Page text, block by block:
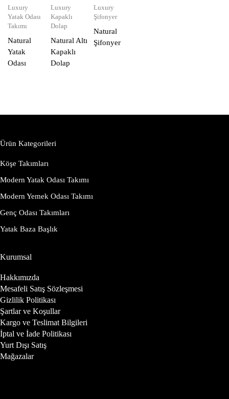
Luxury
Yatak Odası
Takımı
Natural
Yatak
Odası
Luxury
Kapaklı
Dolap
Natural Altı
Kapaklı
Dolap
Luxury
Şifonyer
Natural
Şifonyer
Ürün Kategorileri
Köşe Takımları
Modern Yatak Odası Takımı
Modern Yemek Odası Takımı
Genç Odası Takımları
Yatak Baza Başlık
Kurumsal
Hakkımızda
Mesafeli Satış Sözleşmesi
Gizlilik Politikası
Şartlar ve Koşullar
Kargo ve Teslimat Bilgileri
İptal ve İade Politikası
Yurt Dışı Satış
Mağazalar